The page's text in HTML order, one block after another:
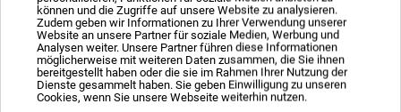
können und die Zugriffe auf unsere Website zu analysieren.
Zudem geben wir Informationen zu Ihrer Verwendung unserer
Website an unsere Partner für soziale Medien, Werbung und
Analysen weiter. Unsere Partner führen diese Informationen
möglicherweise mit weiteren Daten zusammen, die Sie ihnen
bereitgestellt haben oder die sie im Rahmen Ihrer Nutzung der
Dienste gesammelt haben. Sie geben Einwilligung zu unseren
Cookies, wenn Sie unsere Webseite weiterhin nutzen.
DE
sales@felo.com